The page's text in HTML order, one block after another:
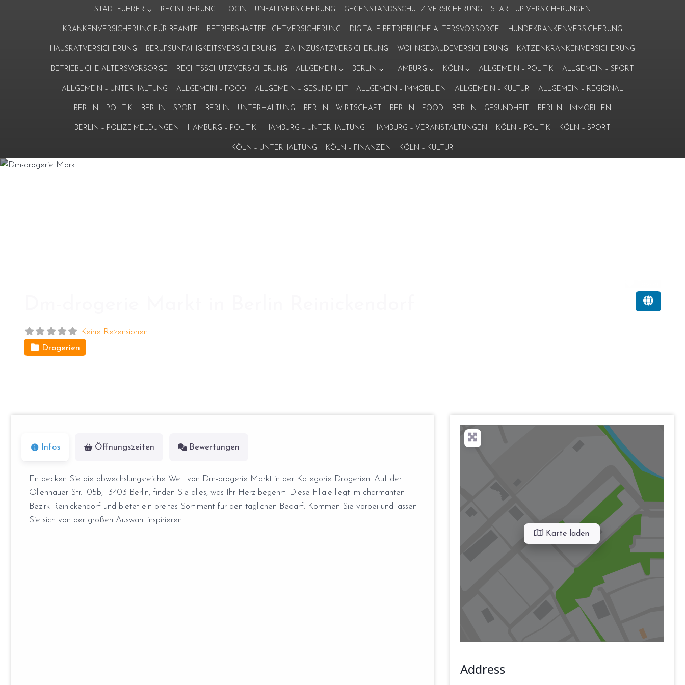
STADTFÜHRER REGISTRIERUNG LOGIN UNFALLVERSICHERUNG GEGENSTANDSSCHUTZ VERSICHERUNG START-UP VERSICHERUNGEN
KRANKENVERSICHERUNG FÜR BEAMTE BETRIEBSHAFTPFLICHTVERSICHERUNG DIGITALE BETRIEBLICHE ALTERSVORSORGE HUNDEKRANKENVERSICHERUNG
HAUSRATVERSICHERUNG BERUFSUNFÄHIGKEITSVERSICHERUNG ZAHNZUSATZVERSICHERUNG WOHNGEBÄUDEVERSICHERUNG KATZENKRANKENVERSICHERUNG
BETRIEBLICHE ALTERSVORSORGE RECHTSSCHUTZVERSICHERUNG ALLGEMEIN BERLIN HAMBURG KÖLN ALLGEMEIN – POLITIK ALLGEMEIN – SPORT
ALLGEMEIN – UNTERHALTUNG ALLGEMEIN – FOOD ALLGEMEIN – GESUNDHEIT ALLGEMEIN – IMMOBILIEN ALLGEMEIN – KULTUR ALLGEMEIN – REGIONAL
BERLIN – POLITIK BERLIN – SPORT BERLIN – UNTERHALTUNG BERLIN – WIRTSCHAFT BERLIN – FOOD BERLIN – GESUNDHEIT BERLIN – IMMOBILIEN
BERLIN – POLIZEIMELDUNGEN HAMBURG – POLITIK HAMBURG – UNTERHALTUNG HAMBURG – VERANSTALTUNGEN KÖLN – POLITIK KÖLN – SPORT
KÖLN – UNTERHALTUNG KÖLN – FINANZEN KÖLN – KULTUR
Keine Rezensionen
Drogerien
Infos Öffnungszeiten Bewertungen
Entdecken Sie die abwechslungsreiche Welt von Dm-drogerie Markt in der Kategorie Drogerien. Auf der
Ollenhauer Str. 105b, 13403 Berlin, finden Sie alles, was Ihr Herz begehrt. Diese Filiale liegt im charmanten
Bezirk Reinickendorf und bietet ein breites Sortiment für den täglichen Bedarf. Kommen Sie vorbei und lassen
Sie sich von der großen Auswahl inspirieren.
Karte laden
Address